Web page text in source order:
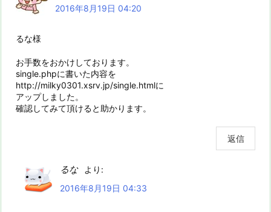
2016年8月19日 04:20
るな様
お手数をおかけしております。
single.phpに書いた内容を
http://milky0301.xsrv.jp/single.htmlに
アップしました。
確認してみて頂けると助かります。
返信
るな
より:
2016年8月19日 04:33